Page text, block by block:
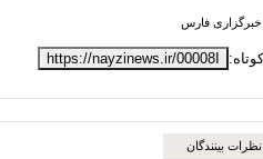
خبرگزاری فارس
https://nayzinews.ir/00008I
نظرات بینندگان